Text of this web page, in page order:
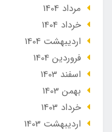
مرداد 1404
خرداد 1404
ارديبهشت 1404
فروردین 1404
اسفند 1403
بهمن 1403
خرداد 1403
ارديبهشت 1403